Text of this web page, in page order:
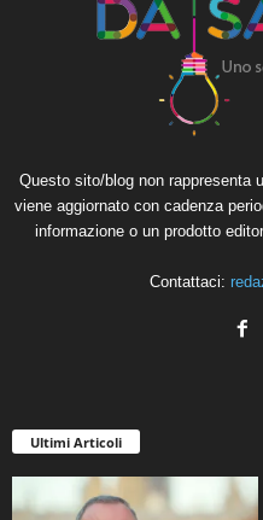
Questo sito/blog non rappresenta
viene aggiornato con cadenza
informazione o un prodotto
Contattaci:
Ultimi Articoli